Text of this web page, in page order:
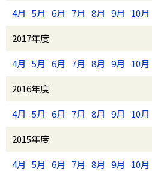
4月 5月 6月 7月 8月 9月 10月
2017年度
4月 5月 6月 7月 8月 9月 10月
2016年度
4月 5月 6月 7月 8月 9月 10月
2015年度
4月 5月 6月 7月 8月 9月 10月